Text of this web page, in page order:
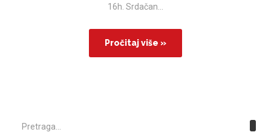
16h. Srdačan...
Pročitaj više »